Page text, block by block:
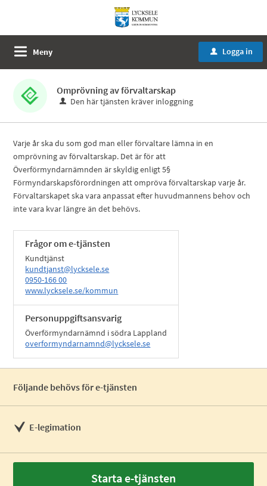
Meny u Logga in
Omprövning av förvaltarskap
Den här tjänsten kräver inloggning
Varje år ska du som god man eller förvaltare lämna in en
omprövning av förvaltarskap. Det är för att
Överförmyndarnämnden är skyldig enligt 5§
Förmyndarskapsförordningen att ompröva förvaltarskap varje år.
Förvaltarskapet ska vara anpassat efter huvudmannens behov och
inte vara kvar längre än det behövs.
Frågor om e-tjänsten
Kundtjänst
kundtjanst@lycksele.se
0950-166 00
www.lycksele.se/kommun
Personuppgiftsansvarig
Överförmyndarnämnd i södra Lappland
overformyndarnamnd@lycksele.se
Följande behövs för e-tjänsten
E-legimation
Starta e-tjänsten